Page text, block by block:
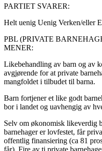
PARTIET SVARER:
Helt uenig Uenig Verken/eller
PBL (PRIVATE
MENER:
Likebehandling av barn og av
avgjørende for at private
mangfoldet i tilbudet til barna.
Barn fortjener et like godt
bor i landet og uavhengig av
Selv om økonomisk likeverdig
barnehager er lovfestet, får
offentlig finansiering (ca 81
får). Fire av ti private